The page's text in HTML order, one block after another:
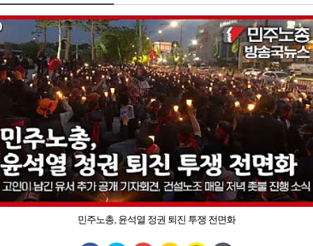
민주노총, 윤석열 정권 퇴진 투쟁 전면화